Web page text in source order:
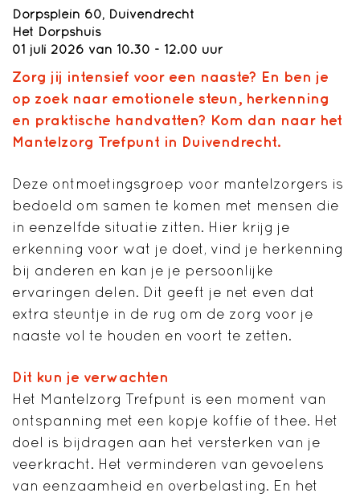
Dorpsplein 60, Duivendrecht
Het Dorpshuis
01 juli 2026 van 10.30 - 12.00 uur
Zorg jij intensief voor een naaste? En ben je
op zoek naar emotionele steun, herkenning
en praktische handvatten? Kom dan naar het
Mantelzorg Trefpunt in Duivendrecht.
Deze ontmoetingsgroep voor mantelzorgers is
bedoeld om samen te komen met mensen die
in eenzelfde situatie zitten. Hier krijg je
erkenning voor wat je doet, vind je herkenning
bij anderen en kan je je persoonlijke
ervaringen delen. Dit geeft je net even dat
extra steuntje in de rug om de zorg voor je
naaste vol te houden en voort te zetten.
Dit kun je verwachten
Het Mantelzorg Trefpunt is een moment van
ontspanning met een kopje koffie of thee. Het
doel is bijdragen aan het versterken van je
veerkracht. Het verminderen van gevoelens
van eenzaamheid en overbelasting. En het